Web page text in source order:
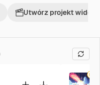
Utwórz projekt wideo